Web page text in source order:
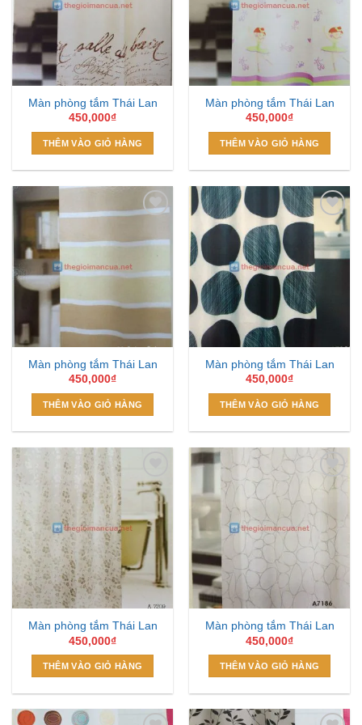
Wishlist
Màn phòng tắm Thái Lan
450,000₫
THÊM VÀO GIỎ HÀNG
Wishlist
Màn phòng tắm Thái Lan
450,000₫
THÊM VÀO GIỎ HÀNG
Wishlist
Màn phòng tắm Thái Lan
450,000₫
THÊM VÀO GIỎ HÀNG
Wishlist
Màn phòng tắm Thái Lan
450,000₫
THÊM VÀO GIỎ HÀNG
Add to
Wishlist
Màn phòng tắm Thái Lan
450,000₫
THÊM VÀO GIỎ HÀNG
Add to
Wishlist
Màn phòng tắm Thái Lan
450,000₫
THÊM VÀO GIỎ HÀNG